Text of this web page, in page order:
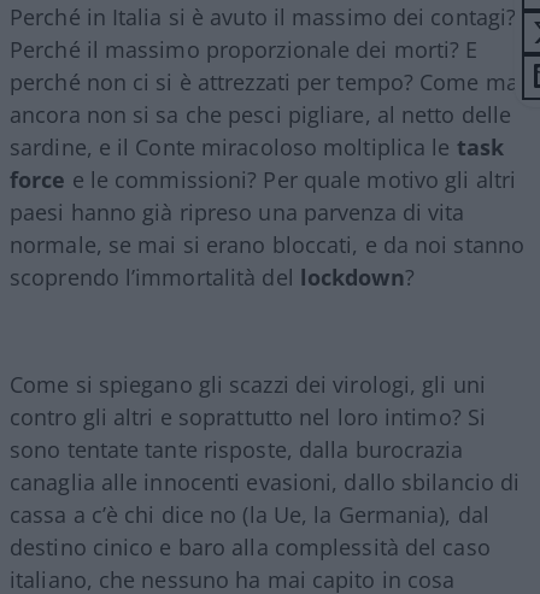
Perché in Italia si è avuto il massimo dei contagi?
Perché il massimo proporzionale dei morti? E
perché non ci si è attrezzati per tempo? Come mai
ancora non si sa che pesci pigliare, al netto delle
sardine, e il Conte miracoloso moltiplica le task
force e le commissioni? Per quale motivo gli altri
paesi hanno già ripreso una parvenza di vita
normale, se mai si erano bloccati, e da noi stanno
scoprendo l’immortalità del lockdown?
Come si spiegano gli scazzi dei virologi, gli uni
contro gli altri e soprattutto nel loro intimo? Si
sono tentate tante risposte, dalla burocrazia
canaglia alle innocenti evasioni, dallo sbilancio di
cassa a c’è chi dice no (la Ue, la Germania), dal
destino cinico e baro alla complessità del caso
italiano, che nessuno ha mai capito in cosa